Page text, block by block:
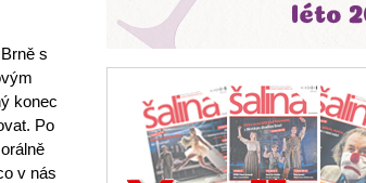
s
konec
Po
v nás